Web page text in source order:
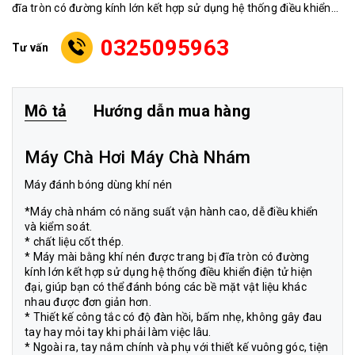
đĩa tròn có đường kính lớn kết hợp sử dụng hệ thống điều khiển...
Tư vấn 0325095963
Mô tả Hướng dẫn mua hàng
Máy Chà Hơi Máy Chà Nhám
Máy đánh bóng dùng khí nén
*Máy chà nhám có năng suất vận hành cao, dễ điều khiển
và kiểm soát.
* chất liệu cốt thép.
* Máy mài bằng khí nén được trang bị đĩa tròn có đường
kính lớn kết hợp sử dụng hệ thống điều khiển điện tử hiện
đại, giúp bạn có thể đánh bóng các bề mặt vật liệu khác
nhau được đơn giản hơn.
* Thiết kế công tắc có độ đàn hồi, bấm nhẹ, không gây đau
tay hay mỏi tay khi phải làm việc lâu.
* Ngoài ra, tay nắm chính và phụ với thiết kế vuông góc, tiện